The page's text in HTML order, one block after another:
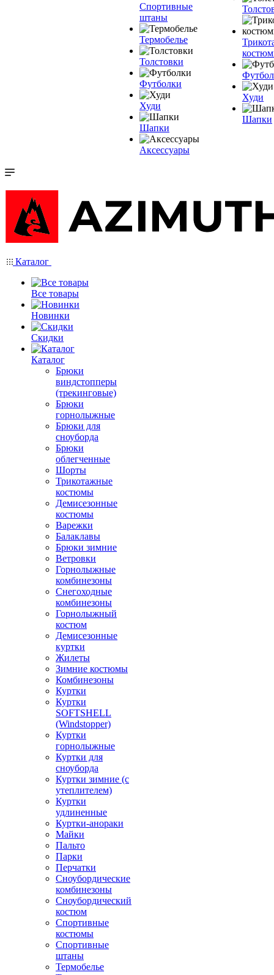
Спортивные
штаны
Термобелье
Толстовки
Футболки
Худи
Шапки
Аксессуары
Худи
Шапки
Каталог
Все товары
Новинки
Скидки
Каталог
Брюки
виндстопперы
(трекинговые)
Брюки
горнолыжные
Брюки для
сноуборда
Брюки
облегченные
Шорты
Трикотажные
костюмы
Демисезонные
костюмы
Варежки
Балаклавы
Брюки зимние
Ветровки
Горнолыжные
комбинезоны
Снегоходные
комбинезоны
Горнолыжный
костюм
Демисезонные
куртки
Жилеты
Зимние костюмы
Комбинезоны
Куртки
Куртки
SOFTSHELL
(Windstopper)
Куртки
горнолыжные
Куртки для
сноуборда
Куртки зимние (с
утеплителем)
Куртки
удлиненные
Куртки-анораки
Майки
Пальто
Парки
Перчатки
Сноубордические
комбинезоны
Сноубордический
костюм
Спортивные
костюмы
Спортивные
штаны
Термобелье